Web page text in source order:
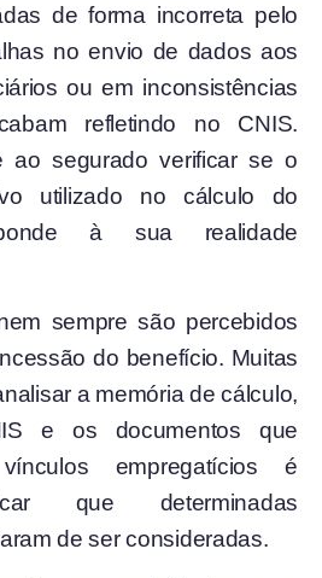
de forma incorreta pelo
no envio de dados aos
ou em inconsistências
refletindo no CNIS.
ao segurado verificar se o
utilizado no cálculo do
à sua realidade
sempre são percebidos
do benefício. Muitas
a memória de cálculo,
e os documentos que
empregatícios é
que determinadas
de ser consideradas.